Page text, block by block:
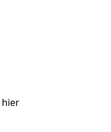
hier